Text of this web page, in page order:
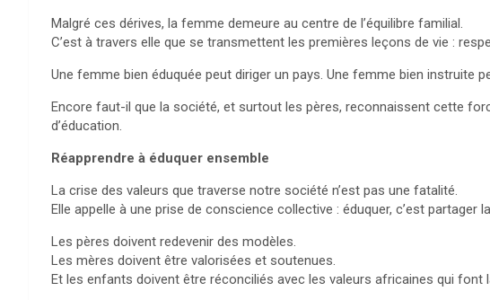
Malgré ces dérives, la femme demeure au centre de l’équilibre familial.
C’est à travers elle que se transmettent les premières leçons de vie :
Une femme bien éduquée peut diriger un pays. Une femme bien instruite
Encore faut-il que la société, et surtout les pères, reconnaissent cette
d’éducation.
Réapprendre à éduquer ensemble
La crise des valeurs que traverse notre société n’est pas une fatalité.
Elle appelle à une prise de conscience collective : éduquer, c’est partager
Les pères doivent redevenir des modèles.
Les mères doivent être valorisées et soutenues.
Et les enfants doivent être réconciliés avec les valeurs africaines qui font